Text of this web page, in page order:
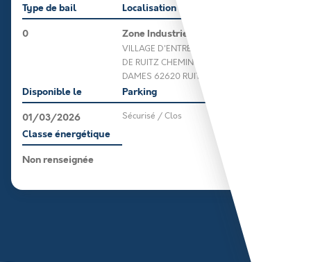
Type de bail
0
Localisation
Zone Industrielle
VILLAGE D'ENTREPRISES
DE RUITZ CHEMIN DES
DAMES 62620 RUITZ
Disponible le
01/03/2026
Parking
Sécurisé / Clos
Classe énergétique
Non renseignée